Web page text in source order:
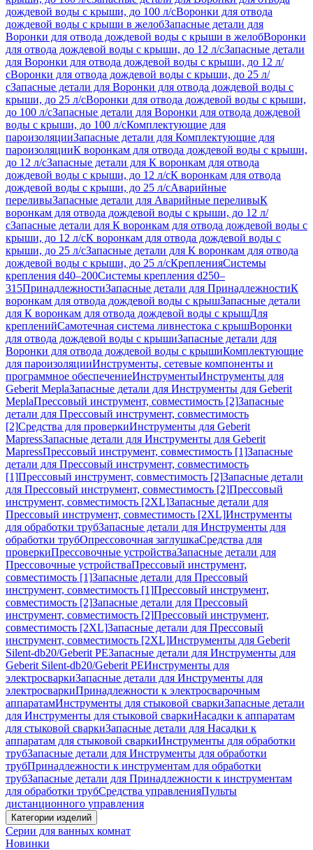
дождевой воды с крыши, до 100 л/сВоронки для отвода
дождевой воды с крыши в желобЗапасные детали для
Воронки для отвода дождевой воды с крыши в желобВоронки
для отвода дождевой воды с крыши, до 12 л/сЗапасные детали
для Воронки для отвода дождевой воды с крыши, до 12 л/
сВоронки для отвода дождевой воды с крыши, до 25 л/
сЗапасные детали для Воронки для отвода дождевой воды с
крыши, до 25 л/сВоронки для отвода дождевой воды с крыши,
до 100 л/сЗапасные детали для Воронки для отвода дождевой
воды с крыши, до 100 л/сКомплектующие для
пароизоляцииЗапасные детали для Комплектующие для
пароизоляцииК воронкам для отвода дождевой воды с крыши,
до 12 л/сЗапасные детали для К воронкам для отвода
дождевой воды с крыши, до 12 л/сК воронкам для отвода
дождевой воды с крыши, до 25 л/сАварийные
переливыЗапасные детали для Аварийные переливыК
воронкам для отвода дождевой воды с крыши, до 12 л/
сЗапасные детали для К воронкам для отвода дождевой воды с
крыши, до 12 л/сК воронкам для отвода дождевой воды с
крыши, до 25 л/сЗапасные детали для К воронкам для отвода
дождевой воды с крыши, до 25 л/сКрепленияСистемы
крепления d40–200Системы крепления d250–
315ПринадлежностиЗапасные детали для ПринадлежностиК
воронкам для отвода дождевой воды с крышЗапасные детали
для К воронкам для отвода дождевой воды с крышДля
крепленийСамотечная система ливнестока с крышВоронки
для отвода дождевой воды с крышиЗапасные детали для
Воронки для отвода дождевой воды с крышиКомплектующие
для пароизоляцииИнструменты, сетевые компоненты и
программное обеспечениеИнструментыИнструменты для
Geberit MeplaЗапасные детали для Инструменты для Geberit
MeplaПрессовый инструмент, совместимость [2]Запасные
детали для Прессовый инструмент, совместимость
[2]Средства для проверкиИнструменты для Geberit
MapressЗапасные детали для Инструменты для Geberit
MapressПрессовый инструмент, совместимость [1]Запасные
детали для Прессовый инструмент, совместимость
[1]Прессовый инструмент, совместимость [2]Запасные детали
для Прессовый инструмент, совместимость [2]Прессовый
инструмент, совместимость [2XL]Запасные детали для
Прессовый инструмент, совместимость [2XL]Инструменты
для обработки трубЗапасные детали для Инструменты для
обработки трубОпрессовочная заглушкаСредства для
проверкиПрессовочные устройстваЗапасные детали для
Прессовочные устройстваПрессовый инструмент,
совместимость [1]Запасные детали для Прессовый
инструмент, совместимость [1]Прессовый инструмент,
совместимость [2]Запасные детали для Прессовый
инструмент, совместимость [2]Прессовый инструмент,
совместимость [2XL]Запасные детали для Прессовый
инструмент, совместимость [2XL]Инструменты для Geberit
Silent-db20/Geberit PEЗапасные детали для Инструменты для
Geberit Silent-db20/Geberit PEИнструменты для
электросваркиЗапасные детали для Инструменты для
электросваркиПринадлежности к электросварочным
аппаратамИнструменты для стыковой сваркиЗапасные детали
для Инструменты для стыковой сваркиНасадки к аппаратам
для стыковой сваркиЗапасные детали для Насадки к
аппаратам для стыковой сваркиИнструменты для обработки
трубЗапасные детали для Инструменты для обработки
трубПринадлежности к инструментам для обработки
трубЗапасные детали для Принадлежности к инструментам
для обработки трубСредства управленияПульты
дистанционного управления
Категории изделий
Серии для ванных комнат
Новинки